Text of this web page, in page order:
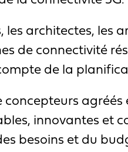
architectes, les
de connectivité
de la
innovantes et
besoins et du